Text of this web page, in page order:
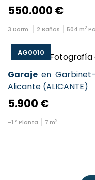
550.000 €
3 Dorm. 2 Baños 504 m2
AG0010
Garaje en
Alicante (ALICANTE)
5.900 €
-1 ª Planta 7 m2